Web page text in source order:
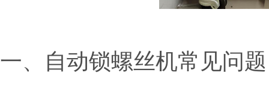
一、自动锁螺丝机常见问题